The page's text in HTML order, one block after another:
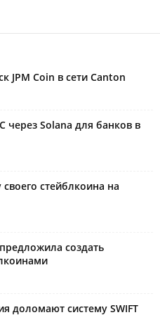
JPM Coin в сети Canton
через Solana для банков в
стейблкоина на
создать
доломают систему SWIFT